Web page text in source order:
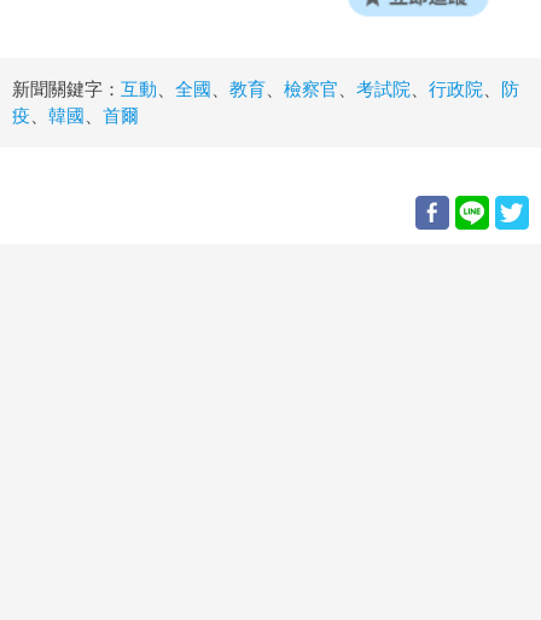
新聞關鍵字： 互動 全國 教育 檢察官 考試院 行政院
防
疫
韓國 首爾